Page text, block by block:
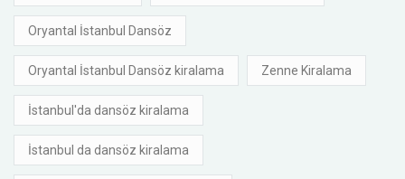
Oryantal İstanbul Dansöz
Oryantal İstanbul Dansöz kiralama Zenne Kiralama
İstanbul'da dansöz kiralama
İstanbul da dansöz kiralama